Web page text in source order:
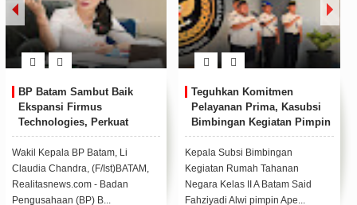
BP Batam Sambut Baik
Ekspansi Firmus
Technologies, Perkuat
Posisi Batam sebagai Hub
Infrastruktur AI Regional
Wakil Kepala BP Batam, Li
Claudia Chandra, (F/Ist)BATAM,
Realitasnews.com - Badan
Pengusahaan (BP) B...
Teguhkan Komitmen
Pelayanan Prima, Kasubsi
Bimbingan Kegiatan Pimpin
Apel Pagi Rutan Batam
Kepala Subsi Bimbingan
Kegiatan Rumah Tahanan
Negara Kelas II A Batam Said
Fahziyadi Alwi pimpin Ape...